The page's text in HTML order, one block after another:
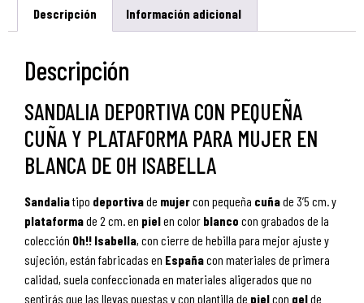
Descripción Información adicional
Descripción
SANDALIA DEPORTIVA CON PEQUEÑA
CUÑA Y PLATAFORMA PARA MUJER EN
BLANCA DE OH ISABELLA
Sandaliatipo deportivade mujercon pequeña cuñade 3’5 cm. y
plataformade 2 cm. en pielen color blanco con grabados de la
colección Oh!! Isabella, con cierre de hebilla para mejor ajuste y
sujeción, están fabricadas en Españacon materiales de primera
calidad, suela confeccionada en materiales aligerados que no
sentirás que las llevas puestas y con plantilla de pielcon gelde